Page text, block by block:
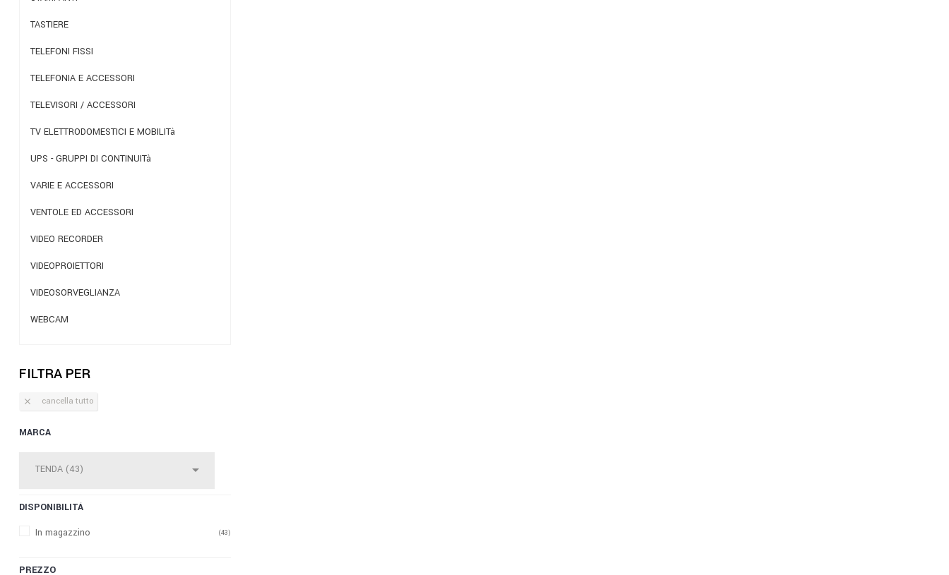
TASTIERE
TELEFONI FISSI
TELEFONIA E ACCESSORI
TELEVISORI / ACCESSORI
TV ELETTRODOMESTICI E MOBILITà
UPS - GRUPPI DI CONTINUITà
VARIE E ACCESSORI
VENTOLE ED ACCESSORI
VIDEO RECORDER
VIDEOPROIETTORI
VIDEOSORVEGLIANZA
WEBCAM
FILTRA PER
 cancella tutto
MARCA

DISPONIBILITÀ
In magazzino
(43)
PREZZO